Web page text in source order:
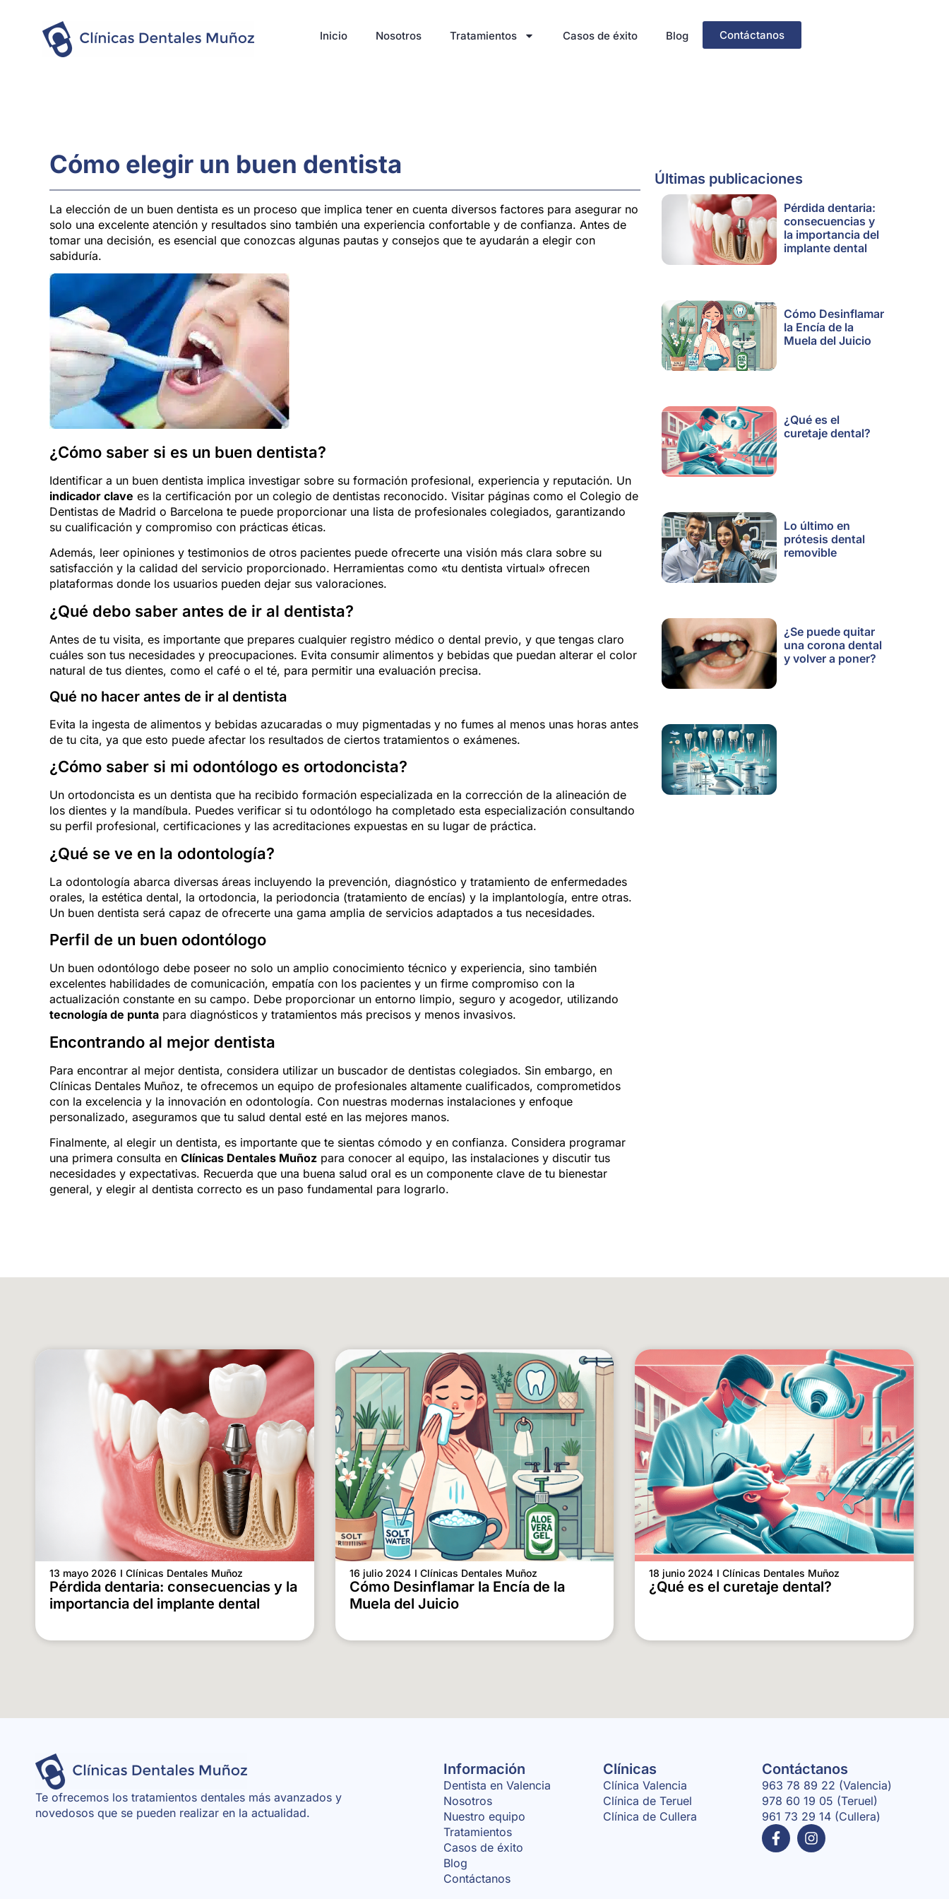
Inicio Nosotros Tratamientos Casos de éxito Blog Contáctanos
Cómo elegir un buen dentista
La elección de un buen dentista es un proceso que implica tener en cuenta diversos factores para asegurar no
solo una excelente atención y resultados sino también una experiencia confortable y de confianza. Antes de
tomar una decisión, es esencial que conozcas algunas pautas y consejos que te ayudarán a elegir con
sabiduría.
¿Cómo saber si es un buen dentista?
Identificar a un buen dentista implica investigar sobre su formación profesional, experiencia y reputación. Un
indicador clave es la certificación por un colegio de dentistas reconocido. Visitar páginas como el Colegio de
Dentistas de Madrid o Barcelona te puede proporcionar una lista de profesionales colegiados, garantizando
su cualificación y compromiso con prácticas éticas.
Además, leer opiniones y testimonios de otros pacientes puede ofrecerte una visión más clara sobre su
satisfacción y la calidad del servicio proporcionado. Herramientas como «tu dentista virtual» ofrecen
plataformas donde los usuarios pueden dejar sus valoraciones.
¿Qué debo saber antes de ir al dentista?
Antes de tu visita, es importante que prepares cualquier registro médico o dental previo, y que tengas claro
cuáles son tus necesidades y preocupaciones. Evita consumir alimentos y bebidas que puedan alterar el color
natural de tus dientes, como el café o el té, para permitir una evaluación precisa.
Qué no hacer antes de ir al dentista
Evita la ingesta de alimentos y bebidas azucaradas o muy pigmentadas y no fumes al menos unas horas antes
de tu cita, ya que esto puede afectar los resultados de ciertos tratamientos o exámenes.
¿Cómo saber si mi odontólogo es ortodoncista?
Un ortodoncista es un dentista que ha recibido formación especializada en la corrección de la alineación de
los dientes y la mandíbula. Puedes verificar si tu odontólogo ha completado esta especialización consultando
su perfil profesional, certificaciones y las acreditaciones expuestas en su lugar de práctica.
¿Qué se ve en la odontología?
La odontología abarca diversas áreas incluyendo la prevención, diagnóstico y tratamiento de enfermedades
orales, la estética dental, la ortodoncia, la periodoncia (tratamiento de encías) y la implantología, entre otras.
Un buen dentista será capaz de ofrecerte una gama amplia de servicios adaptados a tus necesidades.
Perfil de un buen odontólogo
Un buen odontólogo debe poseer no solo un amplio conocimiento técnico y experiencia, sino también
excelentes habilidades de comunicación, empatía con los pacientes y un firme compromiso con la
actualización constante en su campo. Debe proporcionar un entorno limpio, seguro y acogedor, utilizando
tecnología de punta para diagnósticos y tratamientos más precisos y menos invasivos.
Encontrando al mejor dentista
Para encontrar al mejor dentista, considera utilizar un buscador de dentistas colegiados. Sin embargo, en
Clínicas Dentales Muñoz, te ofrecemos un equipo de profesionales altamente cualificados, comprometidos
con la excelencia y la innovación en odontología. Con nuestras modernas instalaciones y enfoque
personalizado, aseguramos que tu salud dental esté en las mejores manos.
Finalmente, al elegir un dentista, es importante que te sientas cómodo y en confianza. Considera programar
una primera consulta en Clínicas Dentales Muñoz para conocer al equipo, las instalaciones y discutir tus
necesidades y expectativas. Recuerda que una buena salud oral es un componente clave de tu bienestar
general, y elegir al dentista correcto es un paso fundamental para lograrlo.
Últimas publicaciones
Pérdida dentaria:
consecuencias y
la importancia del
implante dental
Cómo Desinflamar
la Encía de la
Muela del Juicio
¿Qué es el
curetaje dental?
Lo último en
prótesis dental
removible
¿Se puede quitar
una corona dental
y volver a poner?
13 mayo 2026 I Clínicas Dentales Muñoz
Pérdida dentaria: consecuencias y la
importancia del implante dental
16 julio 2024 I Clínicas Dentales Muñoz
Cómo Desinflamar la Encía de la
Muela del Juicio
18 junio 2024 I Clínicas Dentales Muñoz
¿Qué es el curetaje dental?
Te ofrecemos los tratamientos dentales más avanzados y
novedosos que se pueden realizar en la actualidad.
Información
Dentista en Valencia
Nosotros
Nuestro equipo
Tratamientos
Casos de éxito
Blog
Contáctanos
Clínicas
Clínica Valencia
Clínica de Teruel
Clínica de Cullera
Contáctanos
963 78 89 22 (Valencia)
978 60 19 05 (Teruel)
961 73 29 14 (Cullera)